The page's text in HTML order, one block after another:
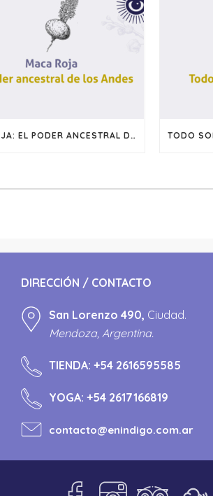
MACA ROJA: EL PODER ANCESTRAL DE LOS ANDES TODO
DIRECCIÓN / CONTACTO
San Lorenzo 490, Ciudad.
Mendoza, Argentina.
TIENDA: +54 2616595585
YOGA: +54 2617166819
contacto@enindigo.com.ar